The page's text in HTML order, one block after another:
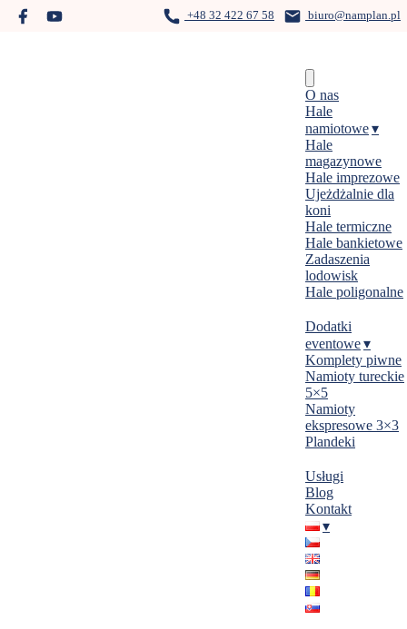
Skip
+48 32 422 67 58 biuro@namplan.pl
O nas
Hale
namiotowe
Hale
magazynowe
Hale imprezowe
Ujeżdżalnie dla
koni
Hale termiczne
Hale bankietowe
Zadaszenia
lodowisk
Hale poligonalne
Dodatki
eventowe
Komplety piwne
Namioty tureckie
5×5
Namioty
ekspresowe 3×3
Plandeki
Usługi
Blog
Kontakt